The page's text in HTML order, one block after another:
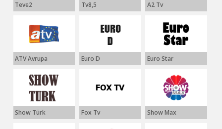
Teve2 Tv8,5 A2 Tv
ATV Avrupa Euro D Euro Star
Show Türk Fox Tv Show Max